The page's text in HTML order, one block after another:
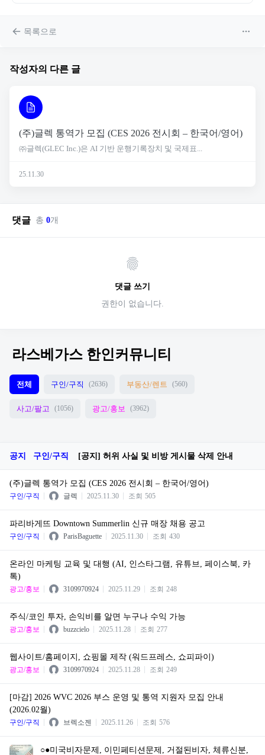
목록으로
작성자의 다른 글
(주)글렉 통역가 모집 (CES 2026 전시회 – 한국어/영어)
㈜글렉(GLEC Inc.)은 AI 기반 운행기록장치 및 국제표...
25.11.30
댓글 총 0개
댓글 쓰기
권한이 없습니다.
라스베가스 한인커뮤니티
전체 구인/구직 (2636) 부동산/렌트 (560)
사고/팔고 (1056) 광고/홍보 (3962)
공지 구인/구직 [공지] 허위 사실 및 비방 게시물 삭제 안내
(주)글렉 통역가 모집 (CES 2026 전시회 – 한국어/영어)
구인/구직 글렉 2025.11.30 조회 505
파리바게뜨 Downtown Summerlin 신규 매장 채용 공고
구인/구직 ParisBaguette 2025.11.30 조회 430
온라인 마케팅 교육 및 대행 (AI, 인스타그램, 유튜브, 페이스북, 카
톡)
광고/홍보 3109970924 2025.11.29 조회 248
주식/코인 투자, 손익비를 알면 누구나 수익 가능
광고/홍보 buzzcielo 2025.11.28 조회 277
웹사이트/홈페이지, 쇼핑몰 제작 (워드프레스, 쇼피파이)
광고/홍보 3109970924 2025.11.28 조회 249
[마감] 2026 WVC 2026 부스 운영 및 통역 지원자 모집 안내
(2026.02월)
구인/구직 브렉소젠 2025.11.26 조회 576
○●미국비자문제, 이민페티션문제, 거절된비자, 체류신분,